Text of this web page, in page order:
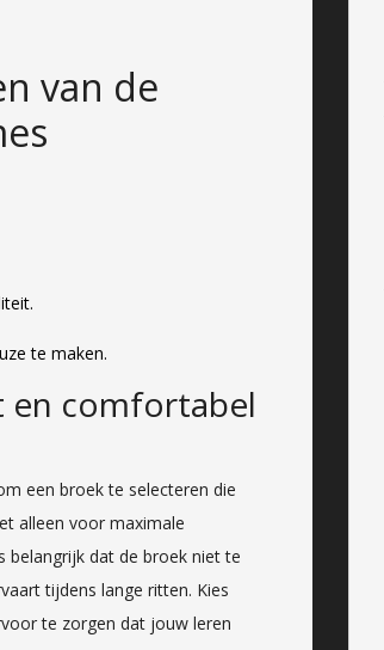
van de
te maken.
en comfortabel
een broek te selecteren die
alleen voor maximale
belangrijk dat de broek niet te
tijdens lange ritten. Kies
te zorgen dat jouw leren